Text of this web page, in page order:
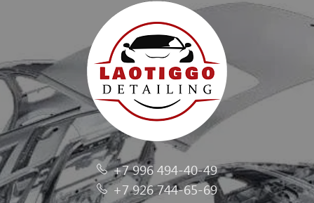
+7 996 494-40-49
+7 926 744-65-69